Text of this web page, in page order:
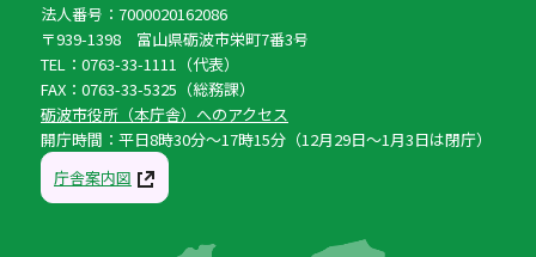
法人番号：7000020162086
〒939-1398 富山県砺波市栄町7番3号
TEL：0763-33-1111（代表）
FAX：0763-33-5325（総務課）
砺波市役所（本庁舎）へのアクセス
開庁時間：平日8時30分〜17時15分（12月29日〜1月3日は閉庁）
庁舎案内図